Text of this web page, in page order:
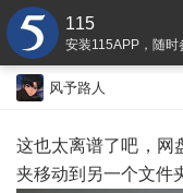
115
安装115APP，随时
风予路人
这也太离谱了吧，网
夹移动到另一个文件